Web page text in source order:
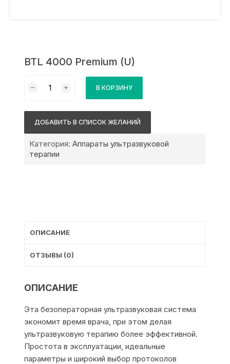
BTL 4000 Premium (U)
товара
(U)
В КОРЗИНУ
ДОБАВИТЬ В СПИСОК ЖЕЛАНИЙ
Категория:Аппараты ультразвуковой
терапии
ОПИСАНИЕ
ОТЗЫВЫ (0)
ОПИСАНИЕ
Эта безоператорная ультразвуковая система
экономит время врача, при этом делая
ультразвуковую терапию более эффективной.
Простота в эксплуатации, идеальные
параметры и широкий выбор протоколов